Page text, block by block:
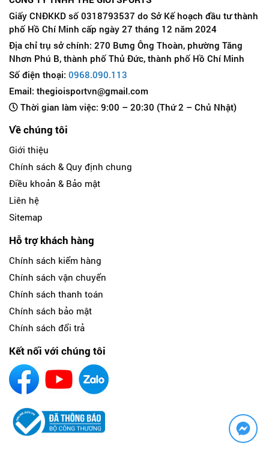
Giấy CNĐKKD số 0318793537 do Sở Kế hoạch đầu tư thành
phố Hồ Chí Minh cấp ngày 27 tháng 12 năm 2024
Địa chỉ trụ sở chính: 270 Bưng Ông Thoàn, phường Tăng
Nhơn Phú B, thành phố Thủ Đức, thành phố Hồ Chí Minh
Số điện thoại: 0968.090.113
Email: thegioisportvn@gmail.com
Thời gian làm việc: 9:00 – 20:30 (Thứ 2 – Chủ Nhật)
Về chúng tôi
Giới thiệu
Chính sách & Quy định chung
Điều khoản & Bảo mật
Liên hệ
Sitemap
Hỗ trợ khách hàng
Chính sách kiểm hàng
Chính sách vận chuyển
Chính sách thanh toán
Chính sách bảo mật
Chính sách đổi trả
Kết nối với chúng tôi